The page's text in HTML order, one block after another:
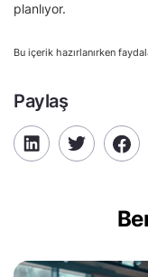
planlıyor.
Bu içerik hazırlanırken
Paylaş